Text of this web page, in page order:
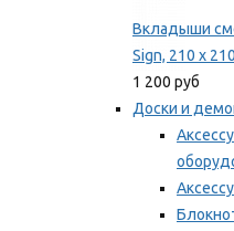
Вкладыши
Sign, 210 x
1 200 руб
Доски и